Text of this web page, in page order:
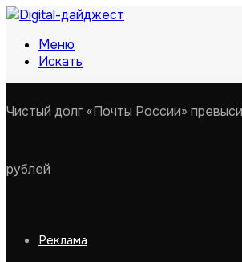
Меню
Искать
Чистый долг «Почты России»
рублей
Реклама